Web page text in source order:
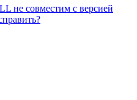
не совместим с версией